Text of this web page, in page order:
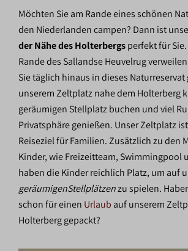
Möchten Sie am Rande eines schönen
den Niederlanden campen? Dann ist
der Nähe des Holterbergsperfekt für
Rande des Sallandse Heuvelrug
Sie täglich hinaus in dieses Naturreservat
unserem Zeltplatz nahe dem Holterberg
geräumigen Stellplatz buchen und viel
Privatsphäre genießen. Unser Zeltplatz
Reiseziel für Familien. Zusätzlich zu den
Kinder, wie Freizeitteam, Swimmingpool
haben die Kinder reichlich Platz, um auf
geräumigenStellplätzenzu spielen.
schon für einen Urlaub auf unserem
Holterberg gepackt?